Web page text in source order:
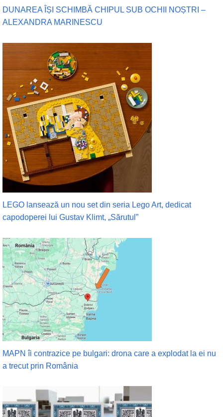
DUNAREA ÎȘI SCHIMBĂ CHIPUL SUB OCHII NOȘTRI –
ALEXANDRA MARINESCU
LEGO lansează un nou set din seria Lego Art, dedicat
capodoperei lui Gustav Klimt, „Sărutul”
MAPN îi contrazice pe bulgari: drona care a explodat la ei nu
a trecut prin România